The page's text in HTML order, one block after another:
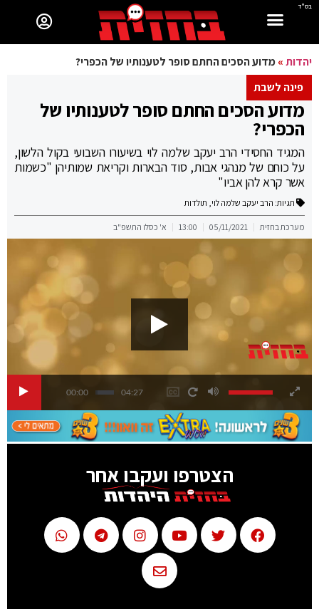
בס"ד
יהדות»מדוע הסכים החתם סופר לטענותיו של הכפרי?
פינה לשבת
מדוע הסכים החתם סופר לטענותיו של
הכפרי?
המגיד החסידי הרב יעקב שלמה לוי בשיעורו השבועי בקול הלשון,
על כוחם של מנהגי אבות, סוד הבארות וקריאת שמותיהן "כשמות
אשר קרא להן אביו"
תגיות: הרב יעקב שלמה לוי, תולדות
מערכת בחזית 05/11/2021
13:00 א' כסלו התשפ"ב
00:00 04:27
הצטרפו ועקבו אחר